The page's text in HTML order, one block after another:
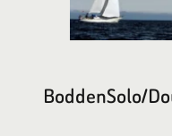
BoddenSolo/